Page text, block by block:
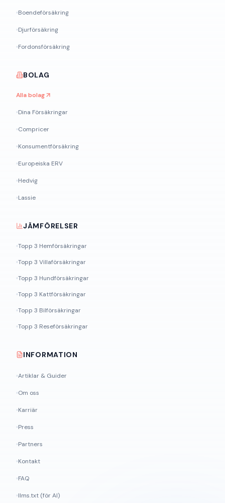
Boendeförsäkring
Djurförsäkring
Fordonsförsäkring
BOLAG
Alla bolag
Dina Försäkringar
Compricer
Konsumentförsäkring
Europeiska ERV
Hedvig
Lassie
JÄMFÖRELSER
Topp 3 Hemförsäkringar
Topp 3 Villaförsäkringar
Topp 3 Hundförsäkringar
Topp 3 Kattförsäkringar
Topp 3 Bilförsäkringar
Topp 3 Reseförsäkringar
INFORMATION
Artiklar & Guider
Om oss
Karriär
Press
Partners
Kontakt
FAQ
llms.txt (för AI)